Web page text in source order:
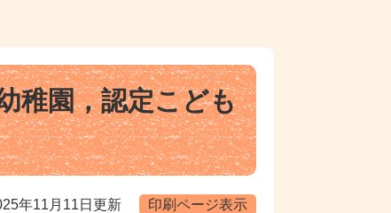
稚園，認定こども
年11月11日更新 印刷ページ表示